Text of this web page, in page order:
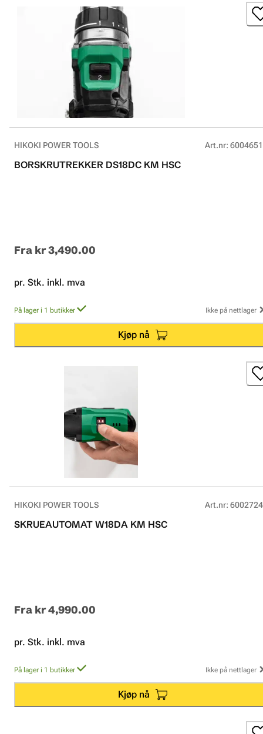
HIKOKI POWER TOOLS Art.nr:
BORSKRUTREKKER DS18DC KM HSC
Fra kr 3,490.00
pr. Stk. inkl. mva
På lager i 1 butikker Ikke på nettlager
Kjøp nå
HIKOKI POWER TOOLS Art.nr:
SKRUEAUTOMAT W18DA KM HSC
Fra kr 4,990.00
pr. Stk. inkl. mva
På lager i 1 butikker Ikke på nettlager
Kjøp nå